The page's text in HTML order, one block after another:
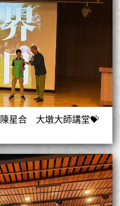
陳星合 大墩大師講堂💝